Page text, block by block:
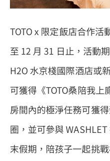
TOTO x 限定飯店合作活
至 12 月 31 日止，活動
H2O 水京棧國際酒店或
可獲得《TOTO桑陪我
房間內的極淨任務可獲
圈，並可參與
末假期，陪孩子一起挑